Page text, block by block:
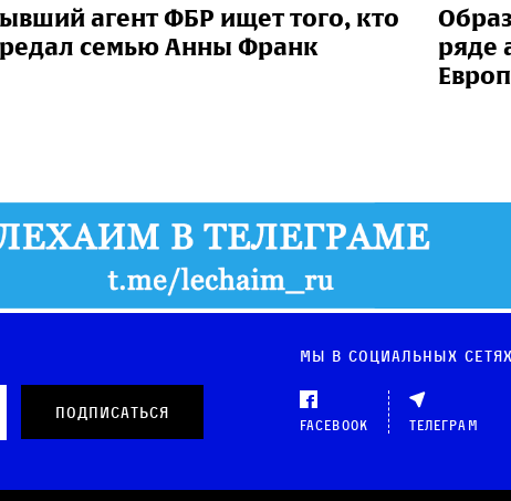
агент ФБР ищет того, кто
семью Анны Франк
ряде
Мы в социальных сетях
Facebook Телеграм